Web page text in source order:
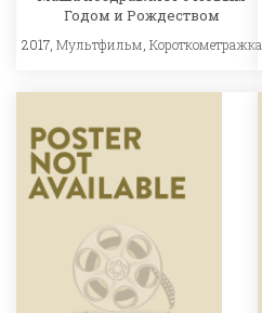
Годом и Рождеством
2017, Мультфильм Короткометражка